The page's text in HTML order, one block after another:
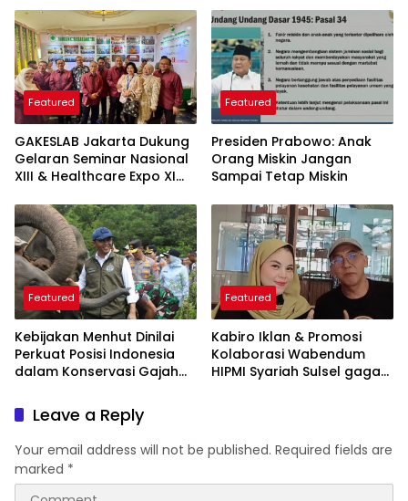
yang Perlu Diketahui
Featured
GAKESLAB Jakarta Dukung
Gelaran Seminar Nasional
XIII & Healthcare Expo XI
Featured
Presiden Prabowo: Anak
Orang Miskin Jangan
Sampai Tetap Miskin
Featured
Kebijakan Menhut Dinilai
Perkuat Posisi Indonesia
dalam Konservasi Gajah
Featured
Kabiro Iklan & Promosi
Kolaborasi Wabendum
HIPMI Syariah Sulsel gagas
Leave a Reply
Your email address will not be published. Required fields are
marked *